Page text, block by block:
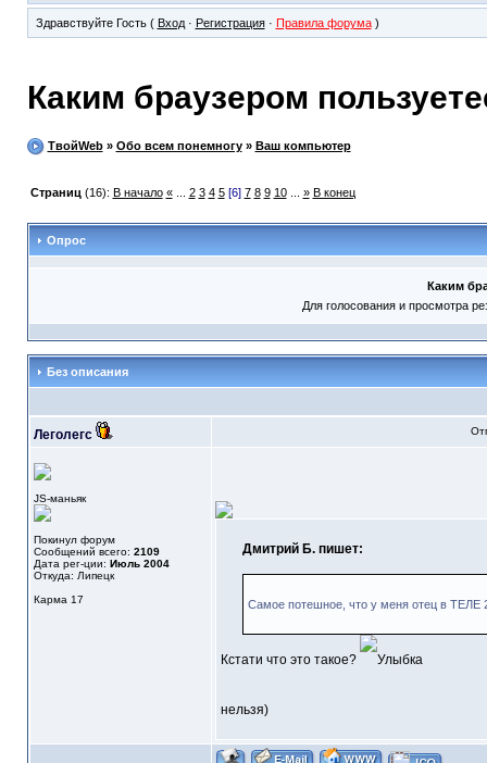
Здравствуйте Гость ( Вход· Регистрация· Правила форума)
Каким браузером
ТвойWeb» Обо всем понемногу» Ваш компьютер
Страниц (16): В начало «... 2 3 4 5 [6] 7 8 9 10... » В конец
Опрос
Каким
Для голосования и просмотра
Без описания
Леголегс
JS-маньяк
Покинул форум
Сообщений всего: 2109
Дата рег-ции: Июль 2004
Откуда: Липецк
Карма 17
Дмитрий Б. пишет:
Самое потешное, что у меня отец в ТЕЛЕ
Кстати что это такое?
нельзя)